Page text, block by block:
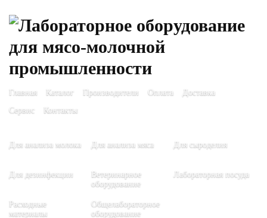
Главная Каталог Производители Оплата
Доставка
Сервис
Контакты
Для анализа молока Для анализа мяса Для сыроделия
Для дезинфекции
Ветеринарное
оборудование
Лабораторная посуда
Расходные
материалы
Общелабораторное
оборудование